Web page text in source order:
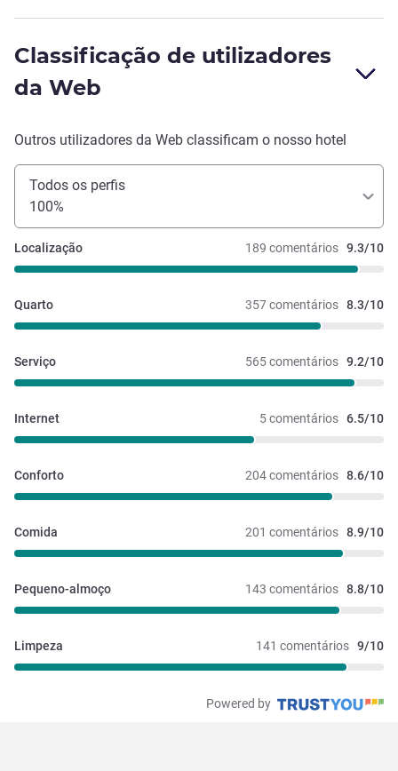
Classificação de utilizadores
da Web
Outros utilizadores da Web classificam o nosso hotel
Todos os perfis
100%
189 comentários 9.3/10
Localização
357 comentários 8.3/10
Quarto
565 comentários 9.2/10
Serviço
5 comentários 6.5/10
Internet
204 comentários 8.6/10
Conforto
201 comentários 8.9/10
Comida
143 comentários 8.8/10
Pequeno-almoço
141 comentários 9/10
Limpeza
Powered by